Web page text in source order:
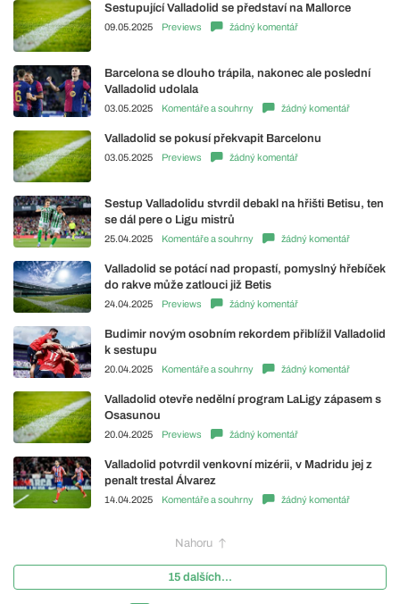
Sestupující Valladolid se představí na Mallorce
09.05.2025 Previews žádný komentář
Barcelona se dlouho trápila, nakonec ale poslední
Valladolid udolala
03.05.2025 Komentáře a souhrny žádný komentář
Valladolid se pokusí překvapit Barcelonu
03.05.2025 Previews žádný komentář
Sestup Valladolidu stvrdil debakl na hřišti Betisu, ten
se dál pere o Ligu mistrů
25.04.2025 Komentáře a souhrny žádný komentář
Valladolid se potácí nad propastí, pomyslný hřebíček
do rakve může zatlouci již Betis
24.04.2025 Previews žádný komentář
Budimir novým osobním rekordem přiblížil Valladolid
k sestupu
20.04.2025 Komentáře a souhrny žádný komentář
Valladolid otevře nedělní program LaLigy zápasem s
Osasunou
20.04.2025 Previews žádný komentář
Valladolid potvrdil venkovní mizérii, v Madridu jej z
penalt trestal Álvarez
14.04.2025 Komentáře a souhrny žádný komentář
Nahoru
15 dalších...